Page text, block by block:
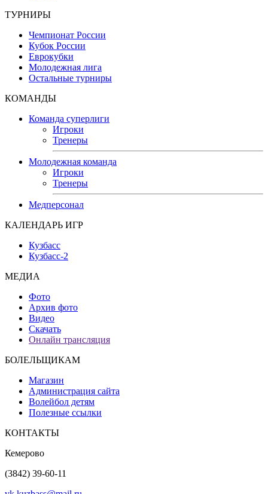
ТУРНИРЫ
Чемпионат России
Кубок России
Еврокубки
Молодежная лига
Остальные турниры
КОМАНДЫ
Команда суперлиги
Игроки
Тренеры
Молодежная команда
Игроки
Тренеры
Медперсонал
КАЛЕНДАРЬ ИГР
Кузбасс
Кузбасс-2
МЕДИА
Фото
Архив фото
Видео
Скачать
Онлайн трансляция
БОЛЕЛЬЩИКАМ
Магазин
Администрация сайта
Волейбол детям
Полезные ссылки
КОНТАКТЫ
Кемерово
(3842) 39-60-11